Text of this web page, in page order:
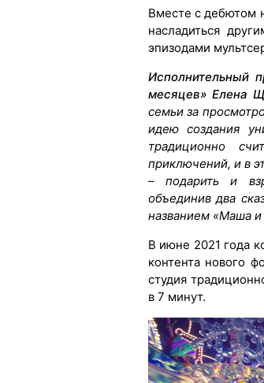
Вместе с дебютом
насладиться
эпизодами
Исполнительный
месяцев»Елена
семьи за
идею создания
традиционно
приключений, и в
– подарить и
объединив два
названием «Маша
В июне 2021 года
контента нового
студия
в 7 минут.